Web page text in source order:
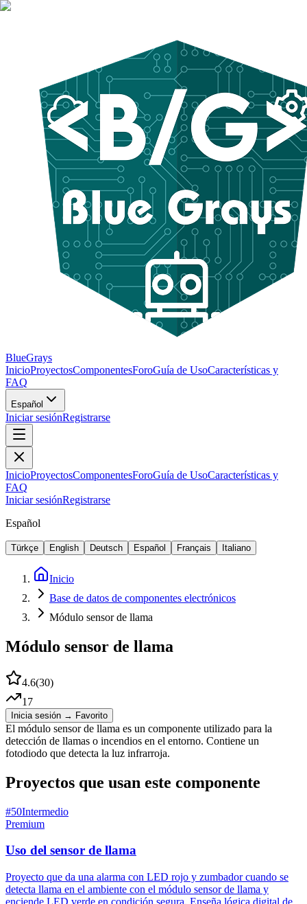
BlueGrays
InicioProyectosComponentesForoGuía de UsoCaracterísticas y
FAQ
Español
Iniciar sesiónRegistrarse
InicioProyectosComponentesForoGuía de UsoCaracterísticas y
FAQ
Iniciar sesiónRegistrarse
Español
Türkçe English Deutsch Español Français Italiano
Inicio
Base de datos de componentes electrónicos
Módulo sensor de llama
Módulo sensor de llama
4.6(30)
17
Inicia sesión → Favorito
El módulo sensor de llama es un componente utilizado para la
detección de llamas o incendios en el entorno. Contiene un
fotodiodo que detecta la luz infrarroja.
Proyectos que usan este componente
#50Intermedio
Premium
Uso del sensor de llama
Proyecto que da una alarma con LED rojo y zumbador cuando se
detecta llama en el ambiente con el módulo sensor de llama y
enciende LED verde en condición segura. Enseña lógica digital de